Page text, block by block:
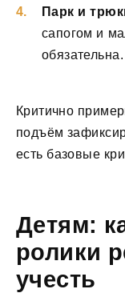
Парк и
сапогом и
обязательна.
Критично
подъём
есть базовые
Детям:
ролики
учесть